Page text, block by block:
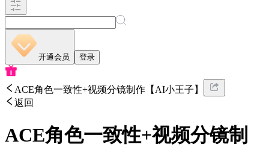
开通会员 登录
ACE角色一致性+视频分镜制作【AI小王子】
返回
ACE角色一致性+视频分镜制